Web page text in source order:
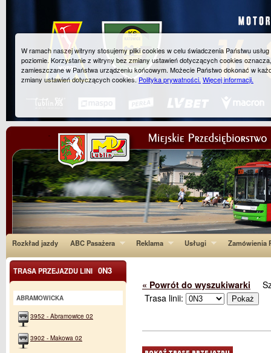
Rozkład jazdy ABC Pasażera Reklama Usługi Zamówienia
« Powrót do wyszukiwarki
Trasa linii:
TRASA PRZEJAZDU LINI 0N3
ABRAMOWICKA
3952 - Abramowice 02
3902 - Makowa 02
W ramach naszej witryny stosujemy pliki cookies w celu świadczenia Państwu
poziomie. Korzystanie z witryny bez zmiany ustawień dotyczących cookies
zamieszczane w Państwa urządzeniu końcowym. Możecie Państwo dokonać w
zmiany ustawień dotyczących cookies.Polityka prywatności. Więcej informacji.